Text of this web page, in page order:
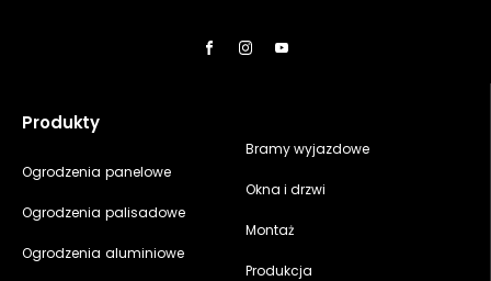
Produkty
Ogrodzenia panelowe
Ogrodzenia palisadowe
Ogrodzenia aluminiowe
Bramy wyjazdowe
Okna i drzwi
Montaż
Produkcja